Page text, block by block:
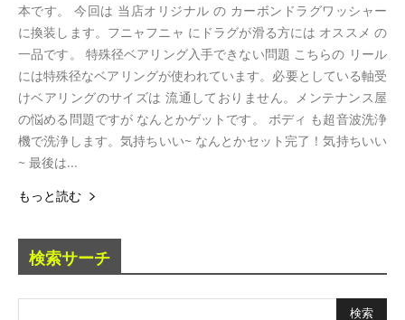
本です。 今回は 当店オリジナル の カーボンドラグワッシャー
に換装します。フニャフニャ にドラグが滑る方には オススメ の
一品です。 特殊径ベアリング入手できない問題 こちらの リール
には特殊径なベアリングが使われています。必要としている軸受
けベアリングのサイズは 流通しておりません。メンテナンス屋
の悩める問題ですが なんとかゲットです。 ボディ も超音波洗浄
機で洗浄します。気持ちいい~ なんとかセット完了！気持ちいい
~ 最後は...
もっと読む
検索サーチ